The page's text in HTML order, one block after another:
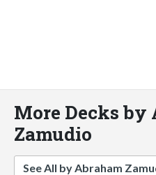
More Decks by
Zamudio
See All by Abraham